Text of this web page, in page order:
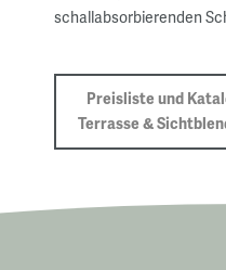
schallabsorbierenden
Preisliste und
Terrasse &